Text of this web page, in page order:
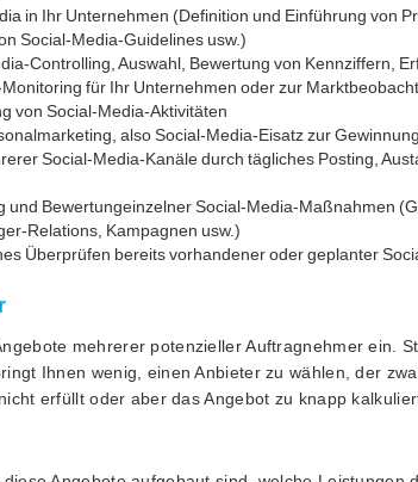
in Ihr Unternehmen (Definition und Einführung von
Social-Media-Guidelines usw.)
Controlling, Auswahl, Bewertung von Kennziffern,
für Ihr Unternehmen oder zur
von Social-Media-Aktivitäten
also Social-Media-Eisatz zur
Social-Media-Kanäle durch tägliches Posting,
und Bewertungeinzelner Social-Media-Maßnahmen
Relations, Kampagnen usw.)
Überprüfen bereits vorhandener oder geplanter
mehrerer potenzieller Auftragnehmer ein.
Ihnen wenig, einen Anbieter zu wählen, der
erfüllt oder aber das Angebot zu knapp